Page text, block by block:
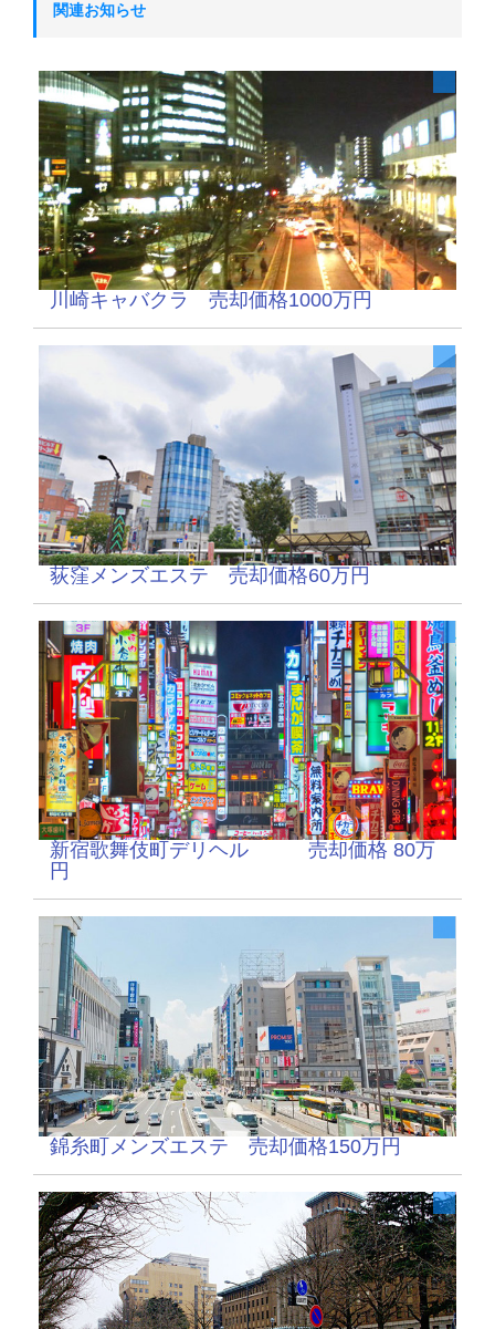
関連お知らせ
川崎キャバクラ 売却価格1000万円
荻窪メンズエステ 売却価格60万円
新宿歌舞伎町デリヘル 売却価格 80万
円
錦糸町メンズエステ 売却価格150万円